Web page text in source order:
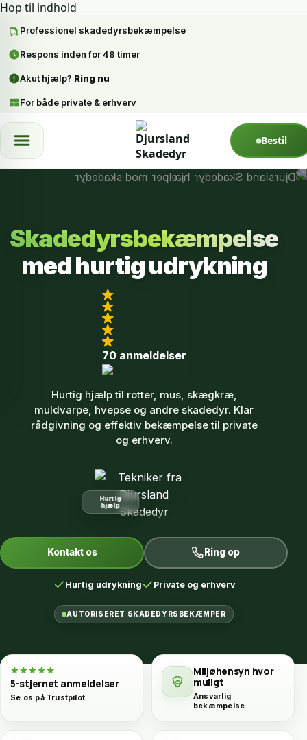
Hop til indhold
Professionel skadedyrsbekæmpelse
Respons inden for 48 timer
Akut hjælp? Ring nu
For både private & erhverv
Spring til indhold
Bestil
Skadedyrsbekæmpelse
med hurtig udrykning
70 anmeldelser
Hurtig hjælp til rotter, mus, skægkræ,
muldvarpe, hvepse og andre skadedyr. Klar
rådgivning og effektiv bekæmpelse til private
og erhverv.
Hurtig
hjælp
Kontakt os Ring op
Hurtig udrykning Private og erhverv
AUTORISERET SKADEDYRSBEKÆMPER
5-stjernet anmeldelser
Se os på Trustpilot
Miljøhensyn hvor
muligt
Ansvarlig
bekæmpelse